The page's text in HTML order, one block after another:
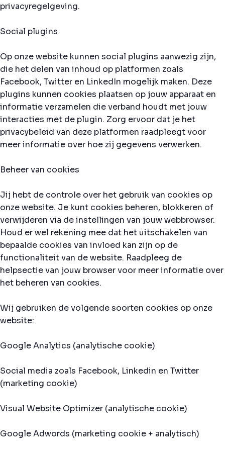
privacyregelgeving.
Social plugins
Op onze website kunnen social plugins aanwezig zijn,
die het delen van inhoud op platformen zoals
Facebook, Twitter en LinkedIn mogelijk maken. Deze
plugins kunnen cookies plaatsen op jouw apparaat en
informatie verzamelen die verband houdt met jouw
interacties met de plugin. Zorg ervoor dat je het
privacybeleid van deze platformen raadpleegt voor
meer informatie over hoe zij gegevens verwerken.
Beheer van cookies
Jij hebt de controle over het gebruik van cookies op
onze website. Je kunt cookies beheren, blokkeren of
verwijderen via de instellingen van jouw webbrowser.
Houd er wel rekening mee dat het uitschakelen van
bepaalde cookies van invloed kan zijn op de
functionaliteit van de website. Raadpleeg de
helpsectie van jouw browser voor meer informatie over
het beheren van cookies.
Wij gebruiken de volgende soorten cookies op onze
website:
Google Analytics (analytische cookie)
Social media zoals Facebook, Linkedin en Twitter
(marketing cookie)
Visual Website Optimizer (analytische cookie)
Google Adwords (marketing cookie + analytisch)